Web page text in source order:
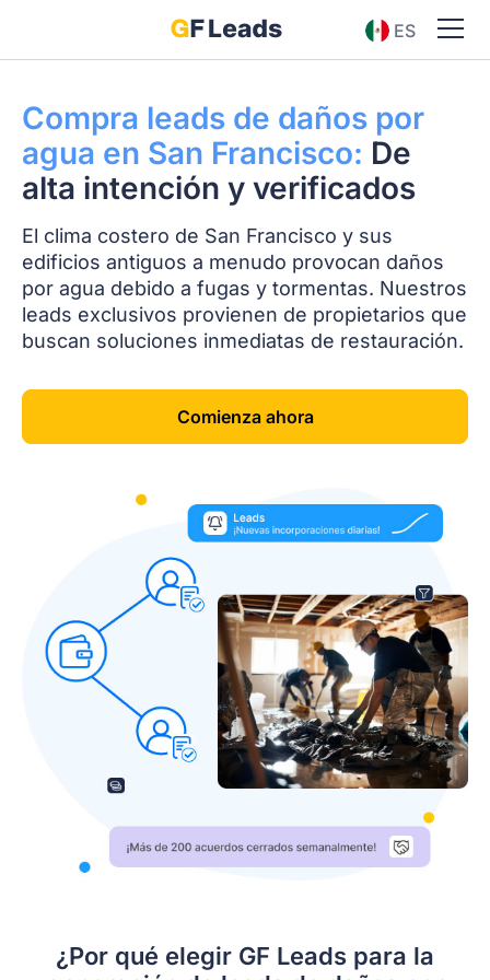
ES
Compra leads de daños por
agua en San Francisco: De
alta intención y verificados
El clima costero de San Francisco y sus
edificios antiguos a menudo provocan daños
por agua debido a fugas y tormentas. Nuestros
leads exclusivos provienen de propietarios que
buscan soluciones inmediatas de restauración.
Comienza ahora
¿Por qué elegir GF Leads para la